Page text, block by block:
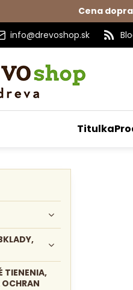
Cena
info@drevoshop.sk
Titulka
TIENENIA,
OCHRAN